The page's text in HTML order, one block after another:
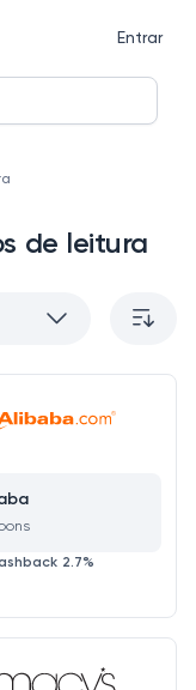
Entrar
de leitura
2.7%